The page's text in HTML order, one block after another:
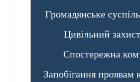
Громадянське
Цивільний захист
Спостережна
Запобігання проявам